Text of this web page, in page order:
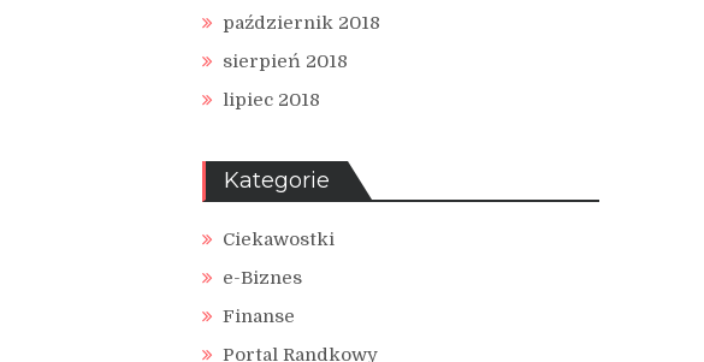
październik 2018
sierpień 2018
lipiec 2018
Kategorie
Ciekawostki
e-Biznes
Finanse
Portal Randkowy